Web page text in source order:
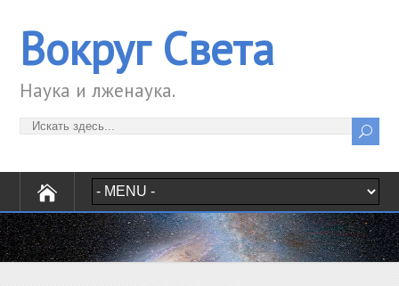
Вокруг Света
Наука и лженаука.